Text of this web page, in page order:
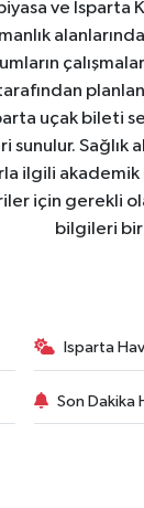
ve Isparta
uçak bileti
sunulur.
ilgili
için gerekli
bilgileri bir
Isparta
Son Dakika